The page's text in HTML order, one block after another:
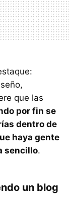
que las
por fin se
dentro de
haya gente
sencillo.
un blog